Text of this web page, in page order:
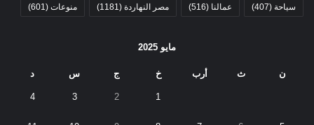
سياحة (407) عمالنا (516) مصر النهاردة (1181) منوعات (601)
مايو 2025
ن ث أرب خ ج س د
1
2
3
4